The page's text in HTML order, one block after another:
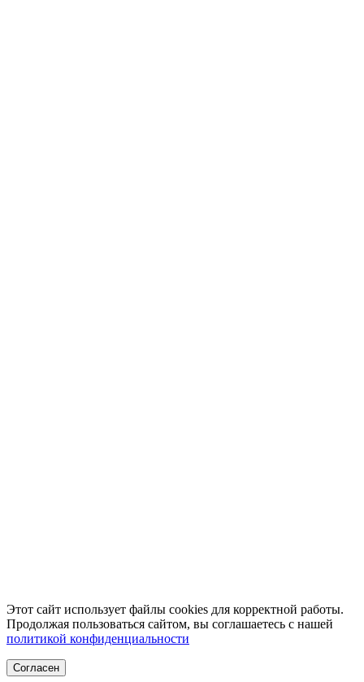
Этот сайт использует файлы cookies для корректной работы.
Продолжая пользоваться сайтом, вы соглашаетесь с нашей
политикой конфиденциальности
Согласен